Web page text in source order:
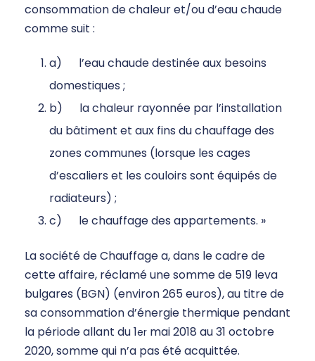
consommation de chaleur et/ou d’eau chaude
comme suit :
a) l’eau chaude destinée aux besoins
domestiques ;
b) la chaleur rayonnée par l’installation
du bâtiment et aux fins du chauffage des
zones communes (lorsque les cages
d’escaliers et les couloirs sont équipés de
radiateurs) ;
c) le chauffage des appartements. »
La société de Chauffage a, dans le cadre de
cette affaire, réclamé une somme de 519 leva
bulgares (BGN) (environ 265 euros), au titre de
sa consommation d’énergie thermique pendant
la période allant du 1er mai 2018 au 31 octobre
2020, somme qui n’a pas été acquittée.